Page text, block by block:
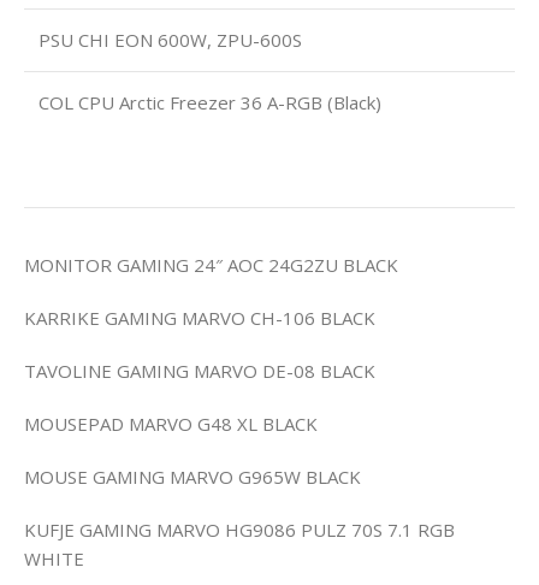
PSU CHI EON 600W, ZPU-600S
COL CPU Arctic Freezer 36 A-RGB (Black)
MONITOR GAMING 24″ AOC 24G2ZU BLACK
KARRIKE GAMING MARVO CH-106 BLACK
TAVOLINE GAMING MARVO DE-08 BLACK
MOUSEPAD MARVO G48 XL BLACK
MOUSE GAMING MARVO G965W BLACK
KUFJE GAMING MARVO HG9086 PULZ 70S 7.1 RGB
WHITE